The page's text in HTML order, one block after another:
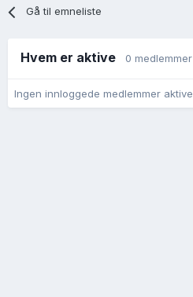
Gå til emneliste
Hvem er aktive 0 medlemmer
Ingen innloggede medlemmer aktive